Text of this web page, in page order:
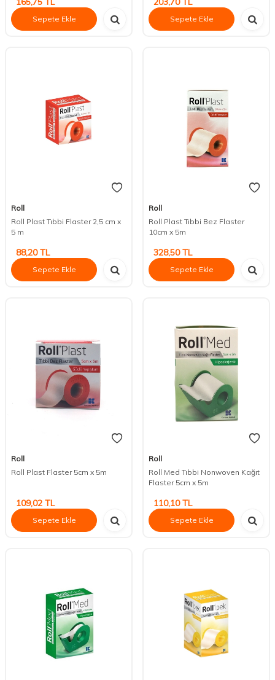
Sepete Ekle Sepete Ekle
Roll
Roll Plast Tıbbi Flaster 2,5 cm x
5 m
88,20TL
Sepete Ekle
Roll
Roll Plast Tıbbi Bez Flaster
10cm x 5m
328,50TL
Sepete Ekle
Roll
Roll Plast Flaster 5cm x 5m
109,02 TL
Sepete Ekle
Roll
Roll Med Tıbbi Nonwoven Kağıt
Flaster 5cm x 5m
110,10TL
Sepete Ekle